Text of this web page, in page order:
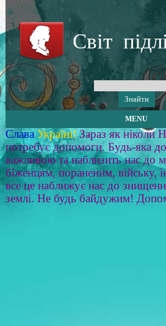
Світ
MENU
Слава Україні! Зараз як
потребує допомоги. Будь-яка
важливою та наблизить нас до
біженцям, пораненим, війську,
все це наближує нас до
землі. Не будь байдужим!